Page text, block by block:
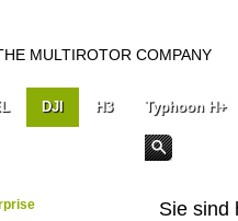
MULTIROTOR COMPANY
DJI H3 Typhoon H+
Sie sind